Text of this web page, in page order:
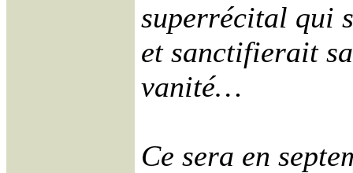
superrécital qui
et sanctifierait
vanité…
Ce sera en